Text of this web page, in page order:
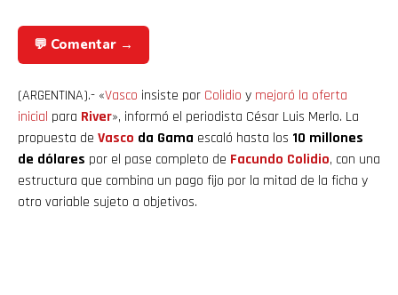
💬 Comentar →
(ARGENTINA).- «Vasco insiste por Colidio y mejoró la oferta
inicial para River», informó el periodista César Luis Merlo. La
propuesta de Vasco da Gama escaló hasta los 10 millones
de dólares por el pase completo de Facundo Colidio, con una
estructura que combina un pago fijo por la mitad de la ficha y
otro variable sujeto a objetivos.